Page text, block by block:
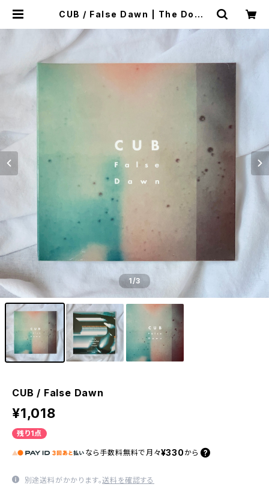
CUB / False Dawn | The Dome
1/3
CUB / False Dawn
¥1,018
残り1点
なら 手数料無料で 月々¥330 から
別途送料がかかります。送料を確認する